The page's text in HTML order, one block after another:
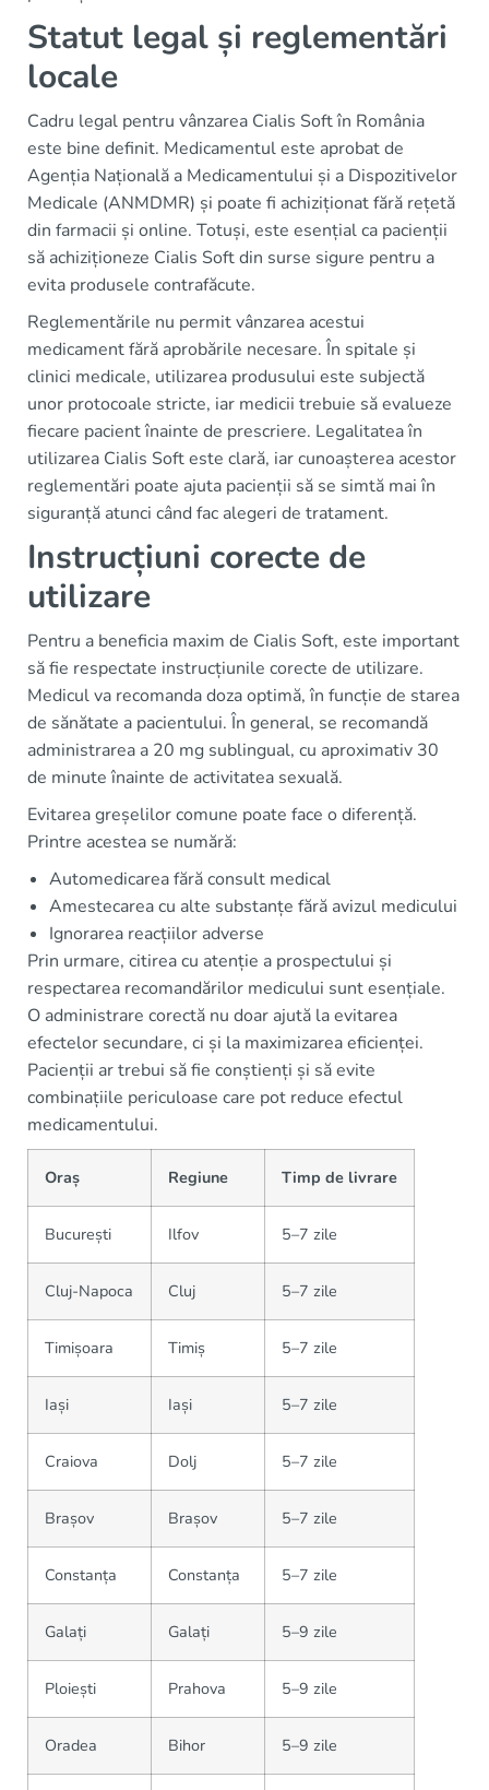
Statut legal și reglementări
locale
Cadru legal pentru vânzarea Cialis Soft în România
este bine definit. Medicamentul este aprobat de
Agenția Națională a Medicamentului și a Dispozitivelor
Medicale (ANMDMR) și poate fi achiziționat fără rețetă
din farmacii și online. Totuși, este esențial ca pacienții
să achiziționeze Cialis Soft din surse sigure pentru a
evita produsele contrafăcute.
Reglementările nu permit vânzarea acestui
medicament fără aprobările necesare. În spitale și
clinici medicale, utilizarea produsului este subjectă
unor protocoale stricte, iar medicii trebuie să evalueze
fiecare pacient înainte de prescriere. Legalitatea în
utilizarea Cialis Soft este clară, iar cunoașterea acestor
reglementări poate ajuta pacienții să se simtă mai în
siguranță atunci când fac alegeri de tratament.
Instrucțiuni corecte de
utilizare
Pentru a beneficia maxim de Cialis Soft, este important
să fie respectate instrucțiunile corecte de utilizare.
Medicul va recomanda doza optimă, în funcție de starea
de sănătate a pacientului. În general, se recomandă
administrarea a 20 mg sublingual, cu aproximativ 30
de minute înainte de activitatea sexuală.
Evitarea greșelilor comune poate face o diferență.
Printre acestea se numără:
Automedicarea fără consult medical
Amestecarea cu alte substanțe fără avizul medicului
Ignorarea reacțiilor adverse
Prin urmare, citirea cu atenție a prospectului și
respectarea recomandărilor medicului sunt esențiale.
O administrare corectă nu doar ajută la evitarea
efectelor secundare, ci și la maximizarea eficienței.
Pacienții ar trebui să fie conștienți și să evite
combinațiile periculoase care pot reduce efectul
medicamentului.
Oraș Regiune Timp de livrare
București Ilfov 5–7 zile
Cluj-Napoca Cluj 5–7 zile
Timișoara Timiș 5–7 zile
Iași Iași 5–7 zile
Craiova Dolj 5–7 zile
Brașov Brașov 5–7 zile
Constanța Constanța 5–7 zile
Galați Galați 5–9 zile
Ploiești Prahova 5–9 zile
Oradea Bihor 5–9 zile